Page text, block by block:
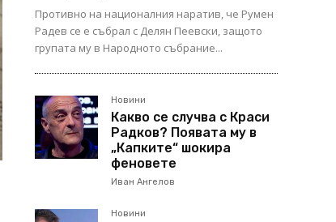
Противно на националния наратив, че Румен
Радев се е събрал с Делян Пеевски, защото
групата му в Народното събрание...
Новини
Какво се случва с Краси
Радков? Появата му в
„Капките“ шокира
феновете
Иван Ангелов
Новини